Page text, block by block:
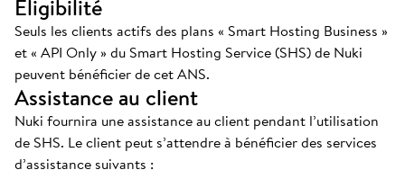
Éligibilité
Seuls les clients actifs des plans « Smart Hosting Business »
et « API Only » du Smart Hosting Service (SHS) de Nuki
peuvent bénéficier de cet ANS.
Assistance au client
Nuki fournira une assistance au client pendant l’utilisation
de SHS. Le client peut s’attendre à bénéficier des services
d’assistance suivants :